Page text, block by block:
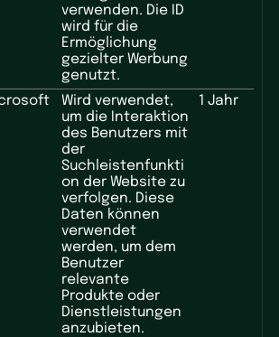
verwenden. Die ID
wird für die
Ermöglichung
gezielter Werbung
genutzt.
Wird verwendet,
um die Interaktion
des Benutzers mit
der
Suchleistenfunkti
on der Website zu
verfolgen. Diese
Daten können
verwendet
werden, um dem
Benutzer
relevante
Produkte oder
Dienstleistungen
anzubieten.
1 Jahr